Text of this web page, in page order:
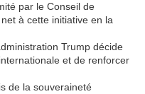
par le Conseil de
à cette initiative en la
Trump décide
et de renforcer
de la souveraineté